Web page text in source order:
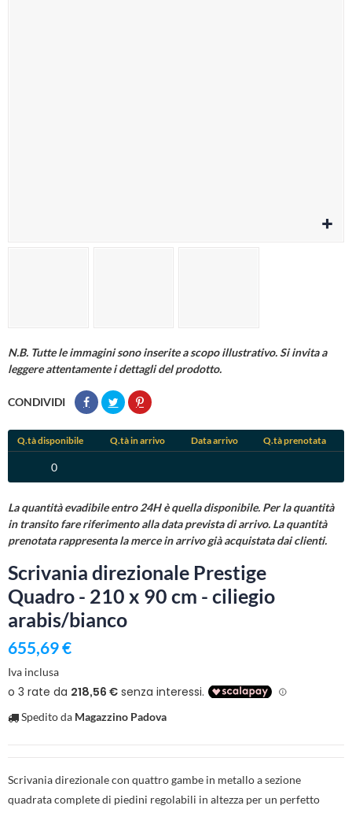
N.B. Tutte le immagini sono inserite a scopo illustrativo. Si invita a
leggere attentamente i dettagli del prodotto.
CONDIVIDI
Q.tà disponibile Q.tà in arrivo Data arrivo Q.tà prenotata
0
La quantità evadibile entro 24H è quella disponibile. Per la quantità
in transito fare riferimento alla data prevista di arrivo. La quantità
prenotata rappresenta la merce in arrivo già acquistata dai clienti.
Scrivania direzionale Prestige
Quadro - 210 x 90 cm - ciliegio
arabis/bianco
655,69 €
Iva inclusa
Spedito da Magazzino Padova
Scrivania direzionale con quattro gambe in metallo a sezione
quadrata complete di piedini regolabili in altezza per un perfetto